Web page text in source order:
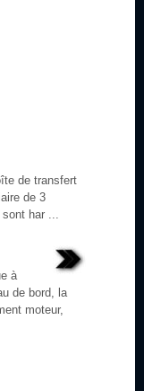
de transfert
de 3
har ...
à
de bord, la
moteur,